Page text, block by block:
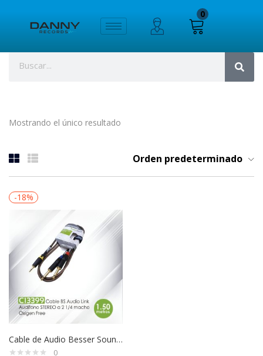
0
Mostrando el único resultado
Orden predeterminado
-18%
Cable de Audio Besser Sound C13399 | 3.5 mm Macho a 2 x 1/4″ | 1.5 m | Monofónico Profesional
0